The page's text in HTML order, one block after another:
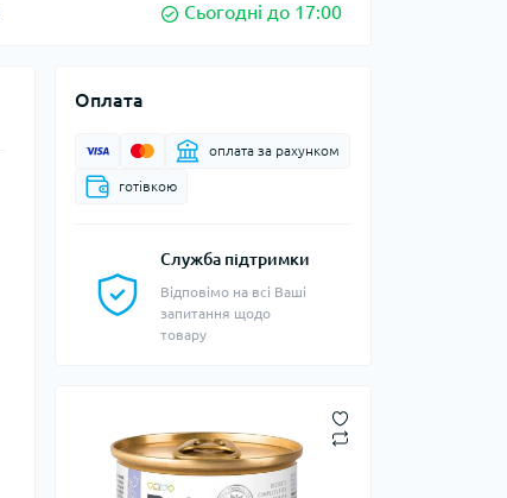
Сьогодні до 17:00
Оплата
оплата за рахунком
готівкою
Служба підтримки
Відповімо на всі Ваші
запитання щодо
товару